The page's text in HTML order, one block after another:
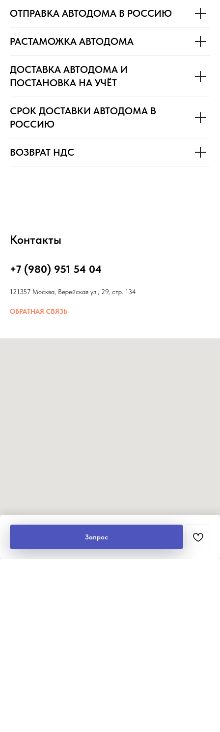
Запрос
ОТПРАВКА АВТОДОМА В РОССИЮ
РАСТАМОЖКА АВТОДОМА
ДОСТАВКА АВТОДОМА И
ПОСТАНОВКА НА УЧЁТ
СРОК ДОСТАВКИ АВТОДОМА В
РОССИЮ
ВОЗВРАТ НДС
Контакты
+7 (980) 951 54 04
121357 Москва, Верейская ул., 29, стр. 134
ОБРАТНАЯ СВЯЗЬ